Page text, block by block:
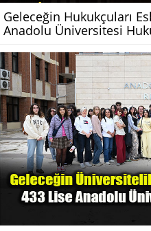
Geleceğin Hukukçuları
Anadolu Üniversitesi